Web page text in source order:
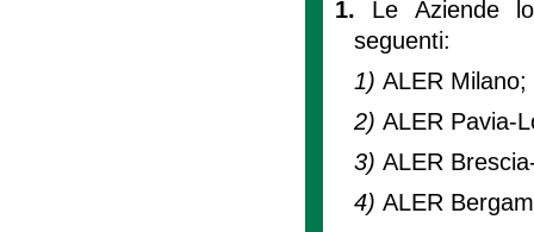
1. Le Aziende
seguenti:
1) ALER Milano;
2) ALER Pavia-
3) ALER
4) ALER